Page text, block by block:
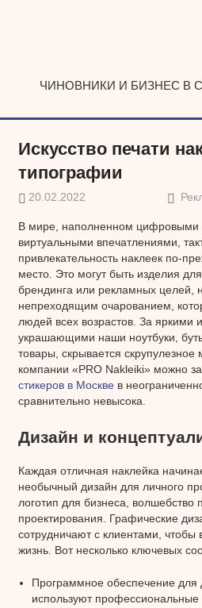
ЧИНОВНИКИ И БИЗНЕС В
Искусство печати
типографии
20.02.2022
В мире, наполненном цифровыми
виртуальными впечатлениями,
привлекательность наклеек по-
место. Это могут быть изделия
брендинга или рекламных целей,
непреходящим очарованием,
людей всех возрастов. За яркими
украшающими наши ноутбуки,
товары, скрывается скрупулезное
компании «PRO Nakleiki» можно
стикеров в Москвев
сравнительно невысока.
Дизайн и
Каждая отличная наклейка
необычный дизайн для личного
логотип для бизнеса, волшебство
проектирования. Графические
сотрудничают с клиентами, чтобы
жизнь. Вот несколько ключевых
Программное обеспечение для
используют профессиональные